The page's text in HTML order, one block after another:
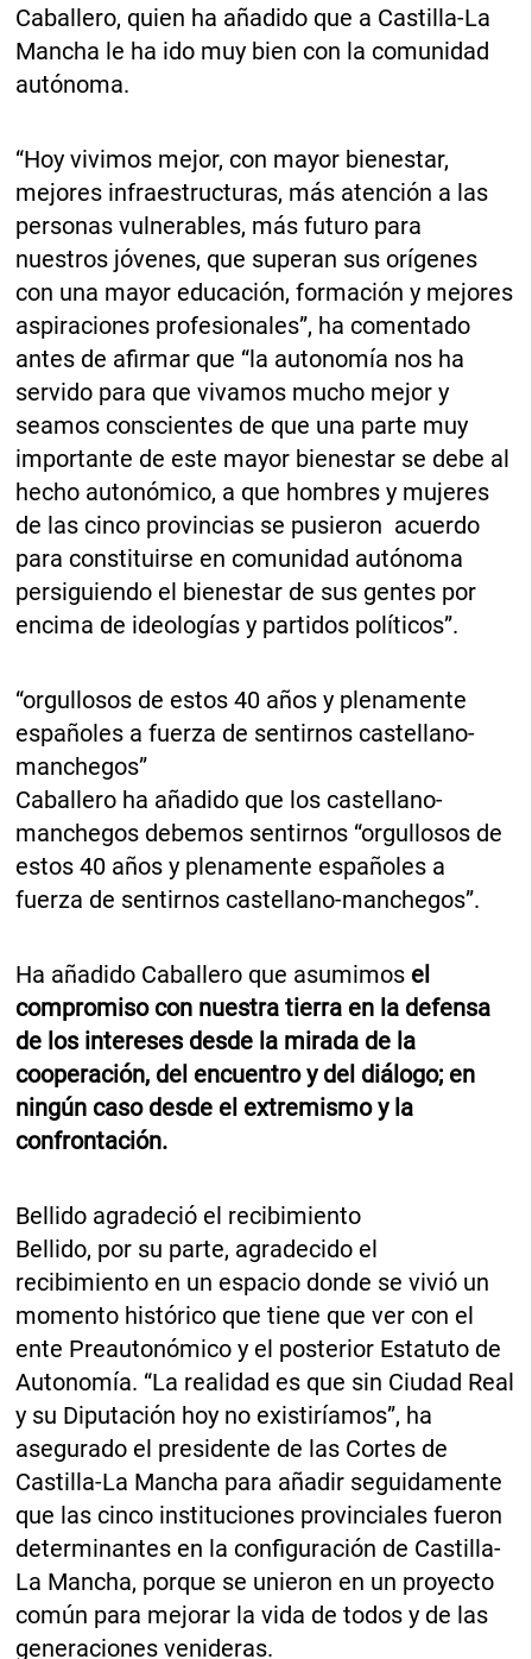
Caballero, quien ha añadido que a Castilla-La
Mancha le ha ido muy bien con la comunidad
autónoma.
“Hoy vivimos mejor, con mayor bienestar,
mejores infraestructuras, más atención a las
personas vulnerables, más futuro para
nuestros jóvenes, que superan sus orígenes
con una mayor educación, formación y mejores
aspiraciones profesionales”, ha comentado
antes de afirmar que “la autonomía nos ha
servido para que vivamos mucho mejor y
seamos conscientes de que una parte muy
importante de este mayor bienestar se debe al
hecho autonómico, a que hombres y mujeres
de las cinco provincias se pusieron acuerdo
para constituirse en comunidad autónoma
persiguiendo el bienestar de sus gentes por
encima de ideologías y partidos políticos”.
“orgullosos de estos 40 años y plenamente
españoles a fuerza de sentirnos castellano-
manchegos”
Caballero ha añadido que los castellano-
manchegos debemos sentirnos “orgullosos de
estos 40 años y plenamente españoles a
fuerza de sentirnos castellano-manchegos”.
Ha añadido Caballero que asumimos el
compromiso con nuestra tierra en la defensa
de los intereses desde la mirada de la
cooperación, del encuentro y del diálogo; en
ningún caso desde el extremismo y la
confrontación.
Bellido agradeció el recibimiento
Bellido, por su parte, agradecido el
recibimiento en un espacio donde se vivió un
momento histórico que tiene que ver con el
ente Preautonómico y el posterior Estatuto de
Autonomía. “La realidad es que sin Ciudad Real
y su Diputación hoy no existiríamos”, ha
asegurado el presidente de las Cortes de
Castilla-La Mancha para añadir seguidamente
que las cinco instituciones provinciales fueron
determinantes en la configuración de Castilla-
La Mancha, porque se unieron en un proyecto
común para mejorar la vida de todos y de las
generaciones venideras.